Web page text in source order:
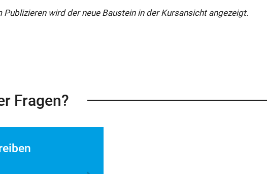
Publizieren wird der neue Baustein in der Kursansicht angezeigt.
Fragen?